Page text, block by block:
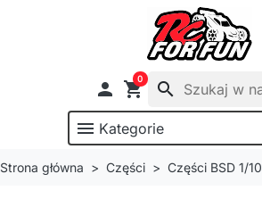
 shopping_cart
0
search
menu Kategorie
Strona główna Części Części BSD 1/10